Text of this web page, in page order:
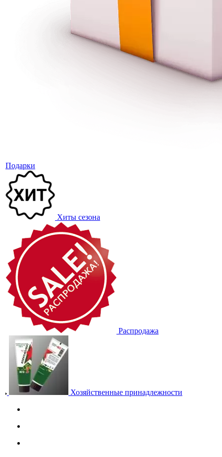
Подарки
Хиты сезона
Распродажа
Хозяйственные принадлежности